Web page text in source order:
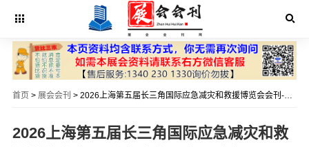
首页 > 展会会刊 > 2026上海第五届长三角国际应急减灾和救援博览会会刊-上海应急展参展商名录
2026上海第五届长三角国际应急减灾和救